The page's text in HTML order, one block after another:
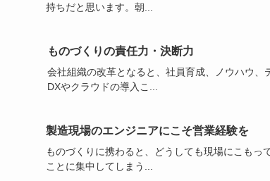
持ちだと思います。朝...
ものづくりの責任力・決断力
会社組織の改革となると、社員育成、ノウハウ、
DXやクラウドの導入こ...
製造現場のエンジニアにこそ営業経験を
ものづくりに携わると、どうしても現場にこもっ
ことに集中してしまう...